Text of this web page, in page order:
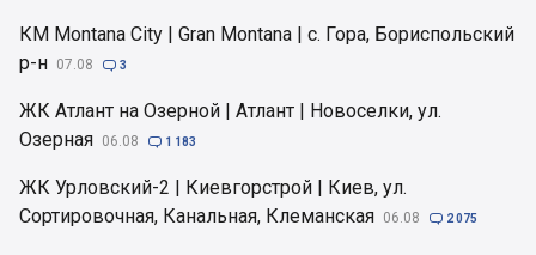
КМ Montana City | Gran Montana | с. Гора, Бориспольский
р-н 07.08  3
ЖК Атлант на Озерной | Атлант | Новоселки, ул.
Озерная 06.08  1 183
ЖК Урловский-2 | Киевгорстрой | Киев, ул.
Сортировочная, Канальная, Клеманская 06.08  2 075